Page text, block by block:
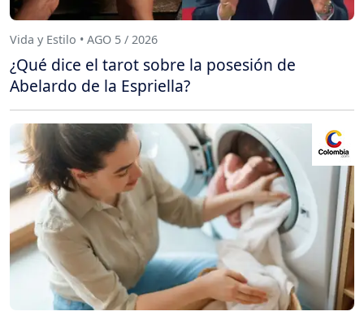
Vida y Estilo • AGO 5 / 2026
¿Qué dice el tarot sobre la posesión de
Abelardo de la Espriella?